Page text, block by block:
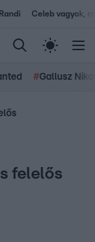
Randi Celeb vagyok,
#Gallusz
felelős